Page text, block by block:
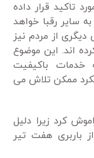
تاکید قرار داده
سایر رقبا خواهد
از مردم نیز
اند. این موضوع
باکیفیت
ممکن تلاش می
کرد زیرا دلیل
باربری هفت تیر